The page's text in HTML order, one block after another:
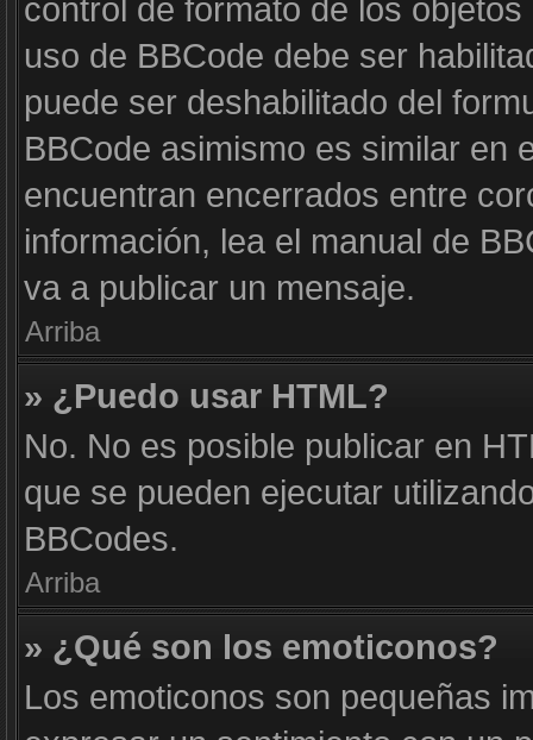
control de formato de los
uso de BBCode debe ser
puede ser deshabilitado del
BBCode asimismo es similar en
encuentran encerrados entre
información, lea el manual de
va a publicar un mensaje.
Arriba
» ¿Puedo usar HTML?
No. No es posible publicar en
que se pueden ejecutar
BBCodes.
Arriba
» ¿Qué son los emoticonos?
Los emoticonos son pequeñas